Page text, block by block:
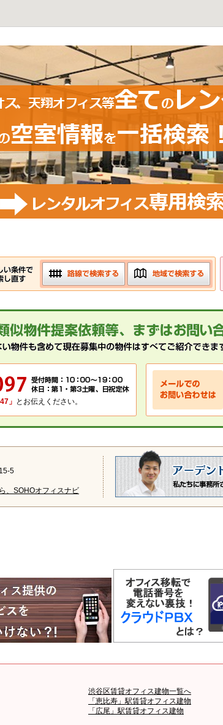
」 とお伝えください。
5
、SOHOオフィスナビ
渋谷区賃貸オフィス建物一覧へ
「恵比寿」駅賃貸オフィス建物
「広尾」駅賃貸オフィス建物